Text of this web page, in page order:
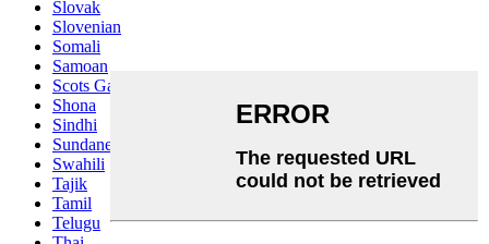
Slovak
Slovenian
Somali
Samoan
Scots Gaelic
Shona
Sindhi
Sundanese
Swahili
Tajik
Tamil
Telugu